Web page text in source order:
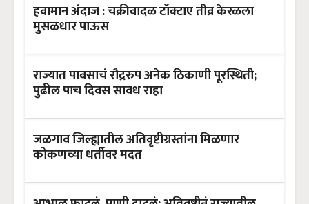
हवामान अंदाज : चक्रीवादळ टॉक्टाए तीव्र केरळला
मुसळधार पाऊस
राज्यात पावसाचं रौद्ररुप अनेक ठिकाणी पूरस्थिती;
पुढील पाच दिवस सावध राहा
जळगाव जिल्ह्यातील अतिवृष्टीग्रस्तांना मिळणार
कोकणच्या धर्तीवर मदत